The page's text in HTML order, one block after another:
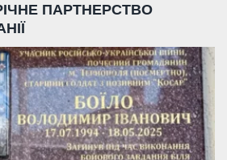
ПАРТНЕРСТВО